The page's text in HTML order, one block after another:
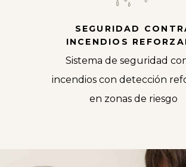
SEGURIDAD
INCENDIOS
Sistema de seguridad
incendios con detección
en zonas de riesgo